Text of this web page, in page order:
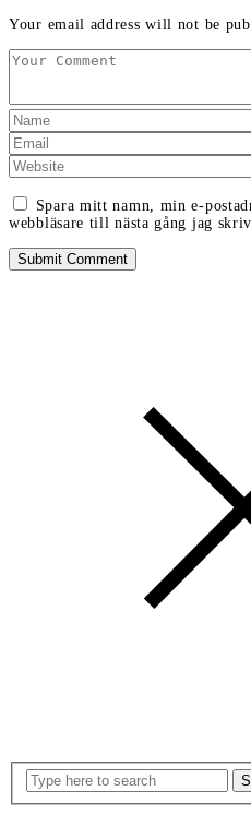
Your email address will not be
Spara mitt namn, min e-
webbläsare till nästa gång jag